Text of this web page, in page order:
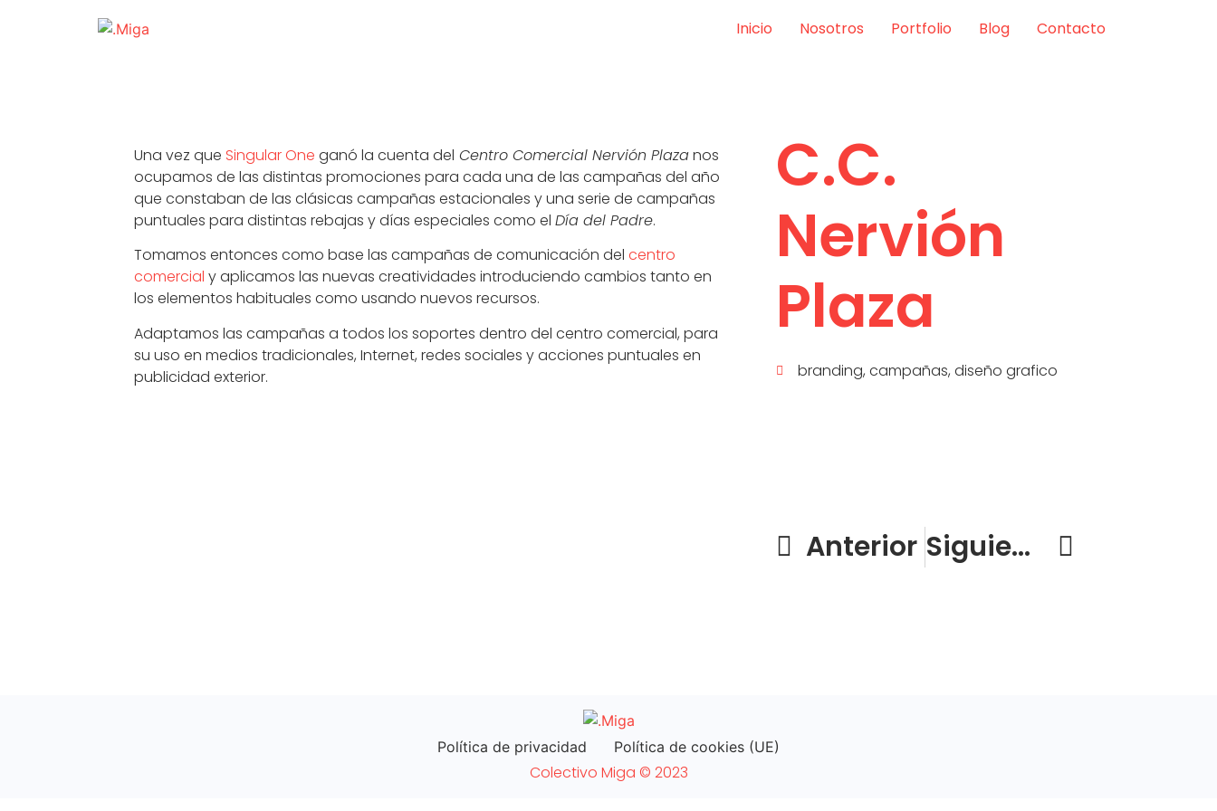
Inicio Nosotros Portfolio Blog Contacto
Una vez que Singular One ganó la cuenta del Centro Comercial Nervión Plazanos
ocupamos de las distintas promociones para cada una de las campañas del año
que constaban de las clásicas campañas estacionales y una serie de campañas
puntuales para distintas rebajas y días especiales como el Día del Padre.
Tomamos entonces como base las campañas de comunicación del centro
comercial y aplicamos las nuevas creatividades introduciendo cambios tanto en
los elementos habituales como usando nuevos recursos.
Adaptamos las campañas a todos los soportes dentro del centro comercial, para
su uso en medios tradicionales, Internet, redes sociales y acciones puntuales en
publicidad exterior.
C.C.
Nervión
Plaza
branding, campañas, diseño grafico
Anterior Siguiente
Política de privacidad Política de cookies (UE)
Colectivo Miga © 2023